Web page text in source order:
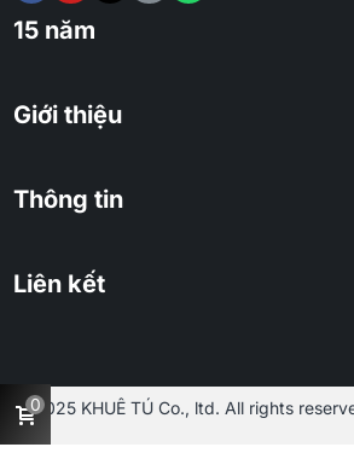
15 năm
Giới thiệu
Thông tin
Liên kết
2025 KHUÊ TÚ Co., ltd. All rights
0